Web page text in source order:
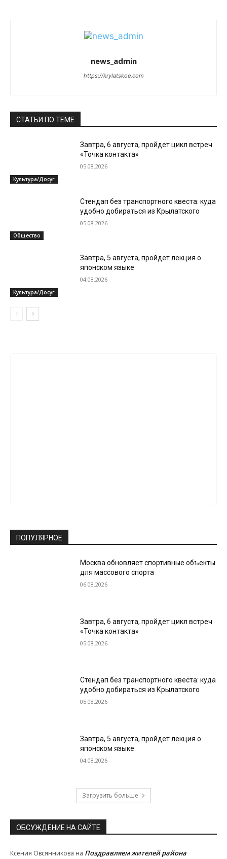
news_admin
https://krylatskoe.com
СТАТЬИ ПО ТЕМЕ
Культура/Досуг
Завтра, 6 августа, пройдет цикл встреч
«Точка контакта»
05.08.2026
Общество
Стендап без транспортного квеста: куда
удобно добираться из Крылатского
05.08.2026
Культура/Досуг
Завтра, 5 августа, пройдет лекция о
японском языке
04.08.2026
ПОПУЛЯРНОЕ
Москва обновляет спортивные объекты
для массового спорта
06.08.2026
Завтра, 6 августа, пройдет цикл встреч
«Точка контакта»
05.08.2026
Стендап без транспортного квеста: куда
удобно добираться из Крылатского
05.08.2026
Завтра, 5 августа, пройдет лекция о
японском языке
04.08.2026
Загрузить больше
ОБСУЖДЕНИЕ НА САЙТЕ
Ксения Овсянникова на Поздравляем жителей района